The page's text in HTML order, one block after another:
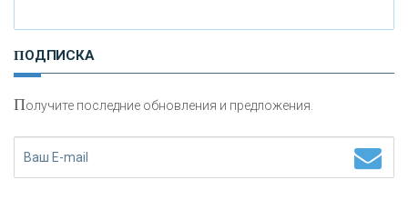
И
сохранения и увеличения капитала
ПОДПИСКА
Получите последние обновления и предложения.